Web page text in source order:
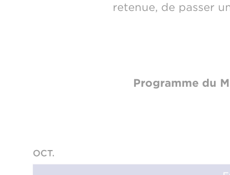
retenue, de passer
Programme du